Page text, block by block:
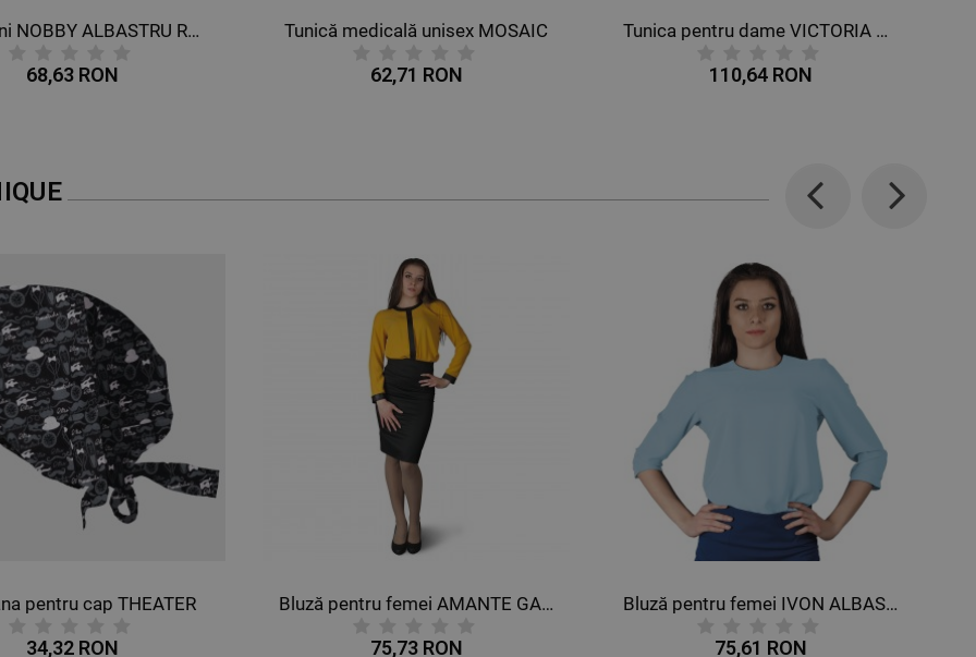
Tunică medicală unisex MOSAIC Tunica pentru dame VICTORIA NEGRU Șorț CHEFS S849
Previous
Bluză pentru femei AMANTE GALBEN
75,73 RON
Bluză pentru femei IVON ALBASTRU DESCHIS
75,61 RON
Bluză pentru femei MIRA ALB
88,75 RON
Next